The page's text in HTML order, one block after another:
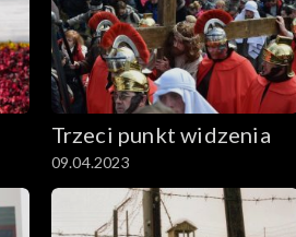
Trzeci punkt widzenia
09.04.2023